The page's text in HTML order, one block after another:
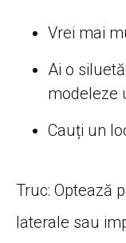
Vrei mai
Ai o
modeleze
Cauți un
Truc: Optează
laterale sau